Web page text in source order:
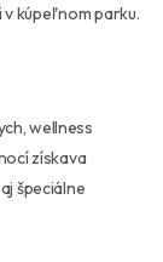
kúpeľnom parku.
wellness
získava
špeciálne